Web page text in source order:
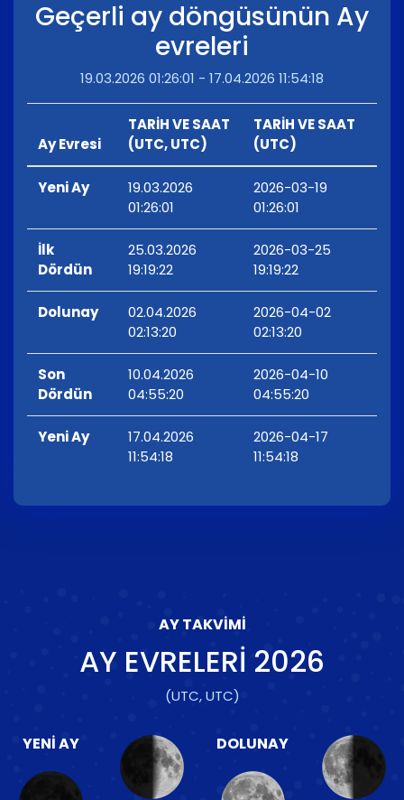
Geçerli ay döngüsünün Ay
evreleri
19.03.2026 01:26:01 - 17.04.2026 11:54:18
Ay Evresi
TARİH VE SAAT
(UTC, UTC)
TARİH VE SAAT
(UTC)
Yeni Ay
19.03.2026
01:26:01
2026-03-19
01:26:01
İlk
Dördün
25.03.2026
19:19:22
2026-03-25
19:19:22
Dolunay
02.04.2026
02:13:20
2026-04-02
02:13:20
Son
Dördün
10.04.2026
04:55:20
2026-04-10
04:55:20
Yeni Ay
17.04.2026
11:54:18
2026-04-17
11:54:18
AY TAKVIMI
AY EVRELERI 2026
(UTC, UTC)
YENI AY DOLUNAY